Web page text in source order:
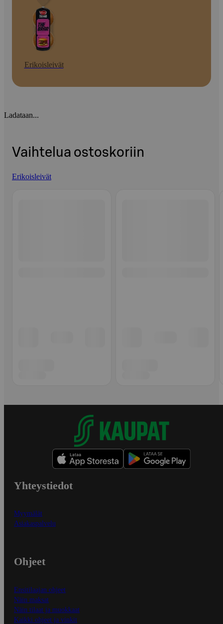
Erikoisleivät
Ladataan...
Vaihtelua ostoskoriin
Erikoisleivät
Yhteystiedot
Myymälät
Asiakaspalvelu
Ohjeet
Ensitilaajan ohjeet
Näin maksat
Näin tilaat ja muokkaat
Kaikki ohjeet ja vinkit